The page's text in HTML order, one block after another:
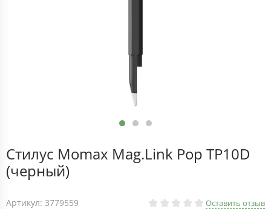
Стилус Momax Mag.Link Pop TP10D
(черный)
Артикул: 3779559 Оставить отзыв